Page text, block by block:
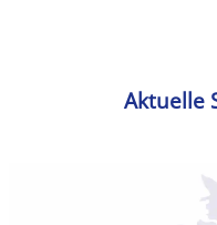
Aktuelle